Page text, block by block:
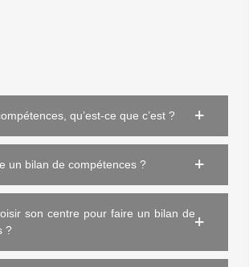
qu’est-ce que c’est ?
un bilan de compétences ?
son centre pour faire un bilan de
?